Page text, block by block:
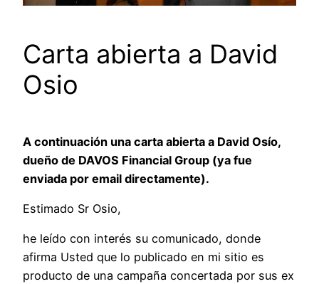
Carta abierta a David
Osio
A continuación una carta abierta a David Osío,
dueño de DAVOS Financial Group (ya fue
enviada por email directamente).
Estimado Sr Osio,
he leído con interés su comunicado, donde
afirma Usted que lo publicado en mi sitio es
producto de una campaña concertada por sus ex